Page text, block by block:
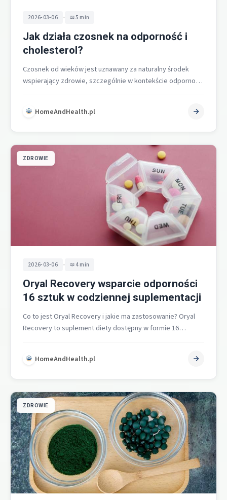
2026-03-06 • 5 min
Jak działa czosnek na odporność i
cholesterol?
Czosnek od wieków jest uznawany za naturalny środek
wspierający zdrowie, szczególnie w kontekście odporności
HomeAndHealth.pl
ZDROWIE
2026-03-06 • 4 min
Oryal Recovery wsparcie odporności
16 sztuk w codziennej suplementacji
Co to jest Oryal Recovery i jakie ma zastosowanie? Oryal
Recovery to suplement diety dostępny w formie 16
HomeAndHealth.pl
ZDROWIE